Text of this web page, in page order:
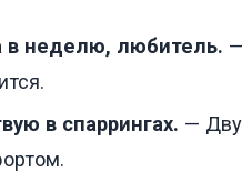
в неделю, любитель.
в спаррингах. —